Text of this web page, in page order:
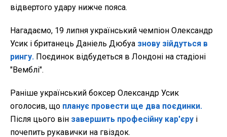
відвертого удару нижче пояса.
Нагадаємо, 19 липня український чемпіон Олександр
Усик і британець Даніель Дюбуа знову зійдуться в
рингу. Поєдинок відбудеться в Лондоні на стадіоні
"Вемблі".
Раніше український боксер Олександр Усик
оголосив, що планує провести ще два поєдинки.
Після цього він завершить професійну кар'єру і
почепить рукавички на гвіздок.